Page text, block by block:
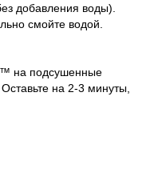
добавления воды).
смойте водой.
на подсушенные
на 2-3 минуты,